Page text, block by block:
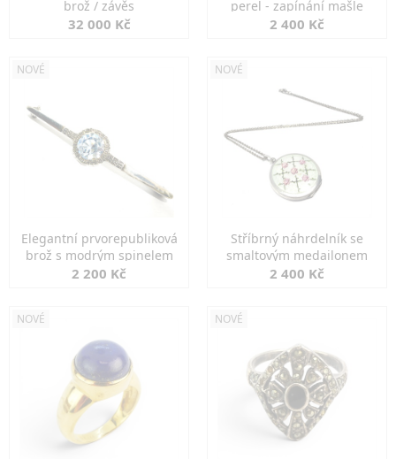
brož / závěs
32 000 Kč
perel - zapínání mašle
2 400 Kč
NOVÉ
Elegantní prvorepubliková
brož s modrým spinelem
2 200 Kč
NOVÉ
Stříbrný náhrdelník se
smaltovým medailonem
2 400 Kč
NOVÉ NOVÉ